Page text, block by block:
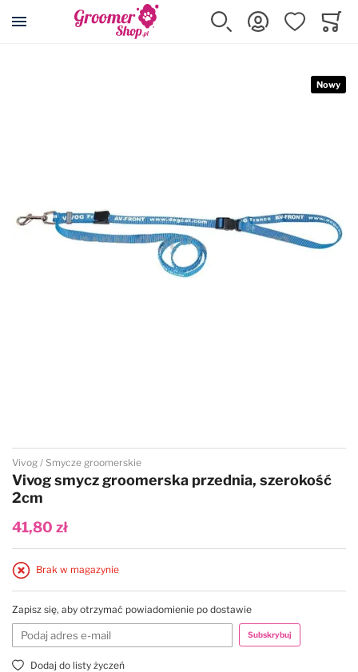
Przejdź na stronę główną
Szukaj Zaloguj sięUlubione
Przejdź na początek galerii
Nowy
Vivog Smycze groomerskie
Vivog smycz groomerska przednia, szerokość
2cm
41,80 zł
Brak w magazynie
Zapisz się, aby otrzymać powiadomienie po dostawie
Subskrybuj
Dodaj do listy życzeń